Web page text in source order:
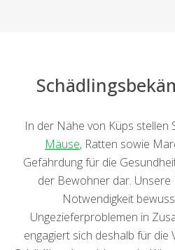
In der Nähe von Küps stellen
Mäuse, Ratten sowie
Gefährdung für die
der Bewohner dar.
Notwendigkeit
Ungezieferproblemen in
engagiert sich deshalb für die